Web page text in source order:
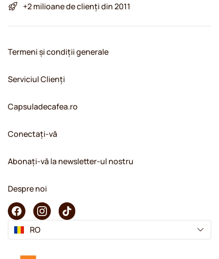
+2 milioane de clienți din 2011
Termeni și condiții generale
Serviciul Clienți
Capsuladecafea.ro
Conectați-vă
Abonați-vă la newsletter-ul nostru
Despre noi
RO